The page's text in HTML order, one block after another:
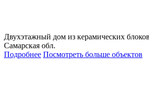
Двухэтажный дом из керамических
Самарская обл.
Подробнее Посмотреть больше объектов